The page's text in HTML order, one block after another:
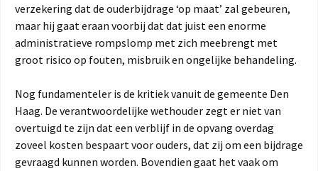
verzekering dat de ouderbijdrage ‘op maat’ zal gebeuren,
maar hij gaat eraan voorbij dat dat juist een enorme
administratieve rompslomp met zich meebrengt met
groot risico op fouten, misbruik en ongelijke behandeling.
Nog fundamenteler is de kritiek vanuit de gemeente Den
Haag. De verantwoordelijke wethouder zegt er niet van
overtuigd te zijn dat een verblijf in de opvang overdag
zoveel kosten bespaart voor ouders, dat zij om een bijdrage
gevraagd kunnen worden. Bovendien gaat het vaak om